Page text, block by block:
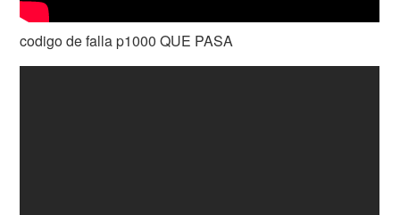
codigo de falla p1000 QUE PASA